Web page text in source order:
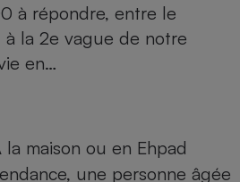
à répondre, entre le
la 2e vague de notre
en…
maison ou en Ehpad
une personne âgée